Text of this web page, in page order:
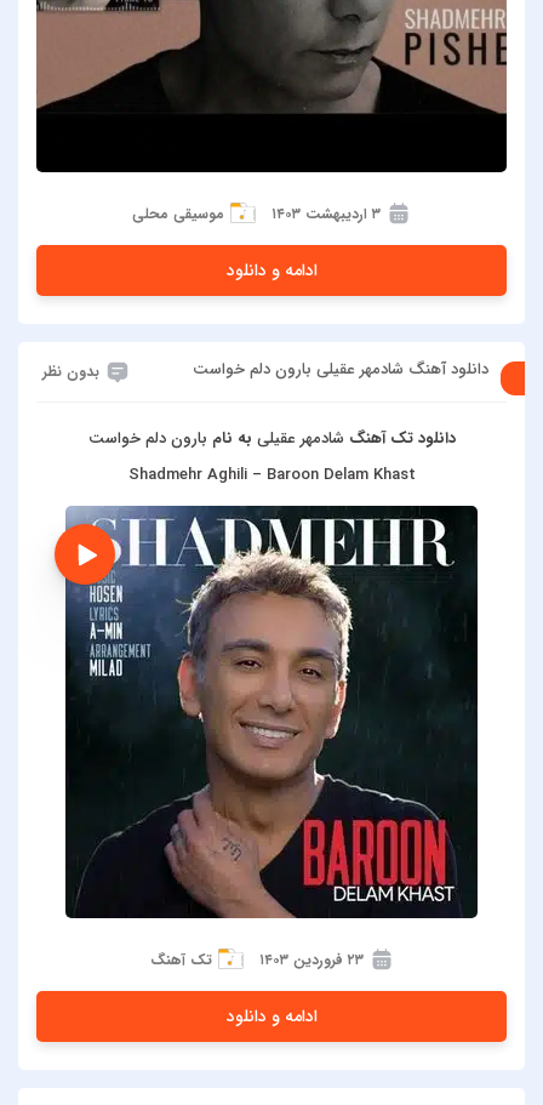
موسیقی محلی
ادامه و دانلود
دانلود آهنگ شادمهر عقیلی بارون دلم خواست بدون نظر
دانلود تک آهنگشادمهر عقیلیبه نامبارون دلم خواست
Shadmehr Aghili – Baroon Delam Khast
۲۳ فروردین ۱۴۰۳ تک آهنگ
ادامه و دانلود